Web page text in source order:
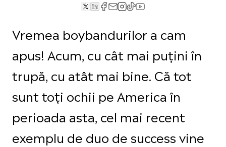
Vremea boybandurilor a cam
apus! Acum, cu cât mai puțini în
trupă, cu atât mai bine. Că tot
sunt toți ochii pe America în
perioada asta, cel mai recent
exemplu de duo de success vine